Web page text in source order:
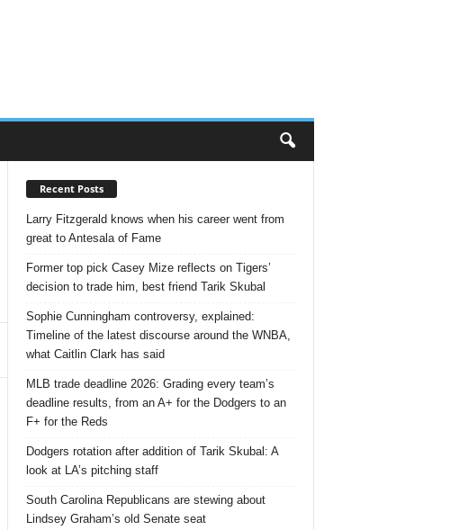
Recent Posts
Larry Fitzgerald knows when his career went from
great to Antesala of Fame
Former top pick Casey Mize reflects on Tigers’
decision to trade him, best friend Tarik Skubal
Sophie Cunningham controversy, explained:
Timeline of the latest discourse around the WNBA,
what Caitlin Clark has said
MLB trade deadline 2026: Grading every team’s
deadline results, from an A+ for the Dodgers to an
F+ for the Reds
Dodgers rotation after addition of Tarik Skubal: A
look at LA’s pitching staff
South Carolina Republicans are stewing about
Lindsey Graham’s old Senate seat